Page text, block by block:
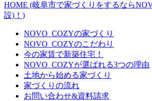
HOME (岐阜市で家づくりをするなら
設)！)
NOVO_COZYの家づくり
NOVO_COZYのこだわり
今の家賃で新築住宅！
NOVO_COZYが選ばれる3つの理由
土地から始める家づくり
家づくりの流れ
お問い合わせ&資料請求